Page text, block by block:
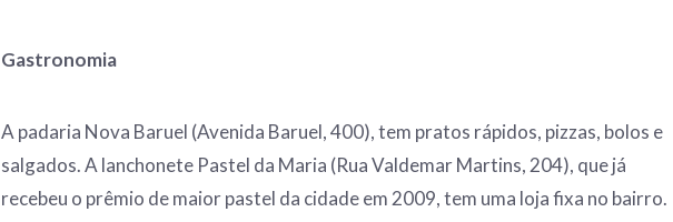
Gastronomia
A padaria Nova Baruel (Avenida Baruel, 400), tem pratos rápidos, pizzas, bolos e
salgados. A lanchonete Pastel da Maria (Rua Valdemar Martins, 204), que já
recebeu o prêmio de maior pastel da cidade em 2009, tem uma loja fixa no bairro.